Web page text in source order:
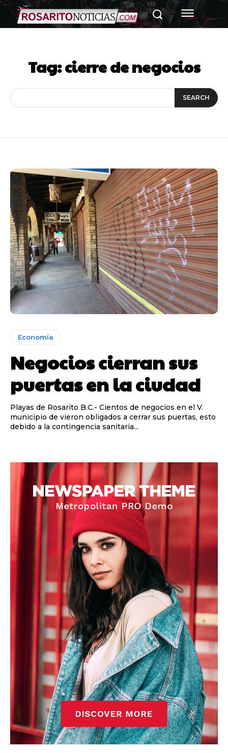
Tag:cierre de negocios
SEARCH
Economía
Negocios cierran sus
puertas en la ciudad
Playas de Rosarito B.C.- Cientos de negocios en el V.
municipio de vieron obligados a cerrar sus puertas, esto
debido a la contingencia sanitaria...